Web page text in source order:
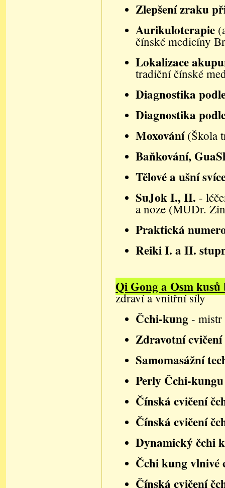
Zlepšení zraku
Aurikuloterapie
čínské medicíny
Lokalizace
tradiční čínské
Diagnostika
Diagnostika
Moxování (Škola
Baňkování,
Tělové a ušní
SuJokI., II. -
a noze (MUDr.
Praktická
ReikiI. a II.
Qi Gong a Osm
zdraví a vnitřní síly
Čchi-kung - mistr
Zdravotní
Samomasážní
Perly Čchi-
Čínská cvičení
Čínská cvičení
Dynamický čchi
Čchi kung vlnivé
Čínská cvičení